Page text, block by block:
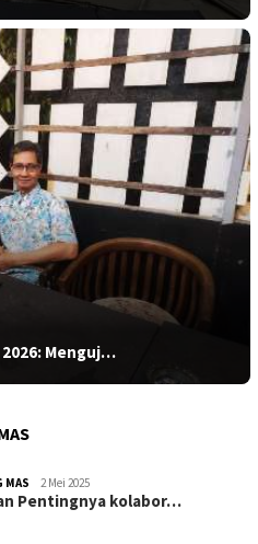
2026: Menguj…
MAS 2 Mei 2025
Pentingnya kolabor…